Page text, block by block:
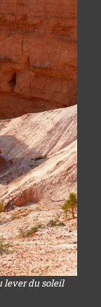
lever du soleil